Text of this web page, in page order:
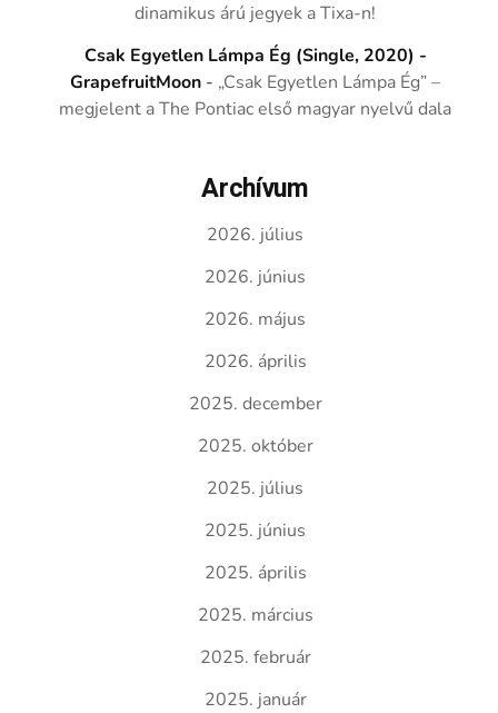
dinamikus árú jegyek a Tixa-n!
Csak Egyetlen Lámpa Ég (Single, 2020) -
GrapefruitMoon - „Csak Egyetlen Lámpa Ég” –
megjelent a The Pontiac első magyar nyelvű dala
Archívum
2026. július
2026. június
2026. május
2026. április
2025. december
2025. október
2025. július
2025. június
2025. április
2025. március
2025. február
2025. január